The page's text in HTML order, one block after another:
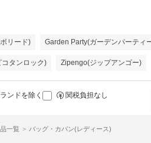
リード) Garden Party(ガーデンパーティ
タンロック) Zipengo(ジップアンゴー)
ンドを除く
関税負担なし
一覧 バッグ・カバン(レディース)